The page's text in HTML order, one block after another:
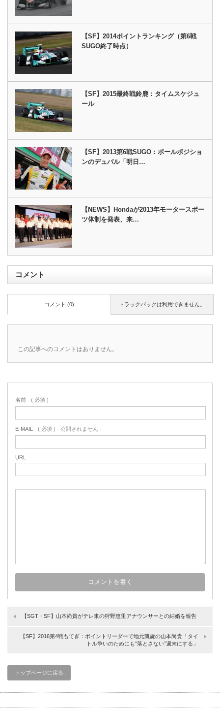
【SF】2014ポイントランキング（第6戦
SUGO終了時点）
【SF】2015最終戦鈴鹿：タイムスケジュ
ール
【SF】2013第6戦SUGO：ポールポジショ
ンのデュバル「明日…
【NEWS】Hondaが2013年モータースポー
ツ体制を発表、来…
コメント
トラックバックは利用できません。
コメント (0)
この記事へのコメントはありません。
名前 ( 必須 )
E-MAIL ( 必須 ) - 公開されません -
URL
【SGT・SF】山本尚貴がテレ東の狩野恵里アナウンサーとの結婚を報告
【SF】2016第4戦もてぎ：ポイントリーダーで地元凱旋の山本尚貴「タイ
トル争いのためにも“落とさない”週末にする」
トップページに戻る